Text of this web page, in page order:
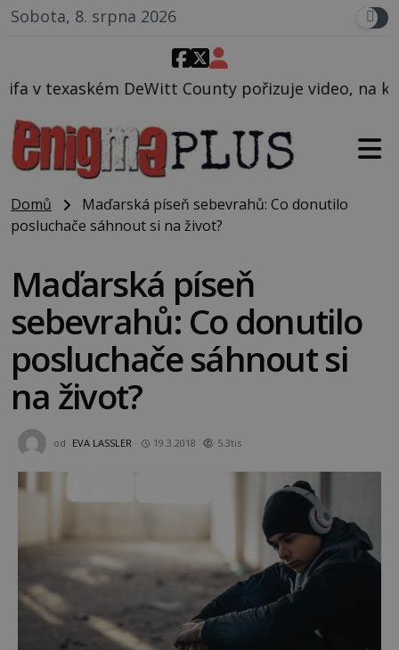
Sobota, 8. srpna 2026
pořizuje video, na kterém před jeho
Domů
Maďarská píseň sebevrahů: Co donutilo
posluchače sáhnout si na život?
Maďarská píseň
sebevrahů: Co donutilo
posluchače sáhnout si
na život?
od EVA LASSLER 19.3.2018 5.3tis